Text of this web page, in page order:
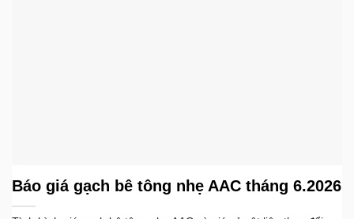
Báo giá gạch bê tông nhẹ AAC tháng 6.2026